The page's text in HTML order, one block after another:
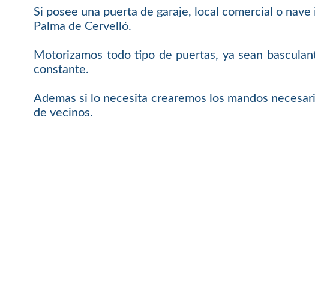
Si posee una puerta de garaje, local comercial o
Palma de Cervelló.
Motorizamos todo tipo de puertas, ya sean
constante.
Ademas si lo necesita crearemos los mandos
de vecinos.